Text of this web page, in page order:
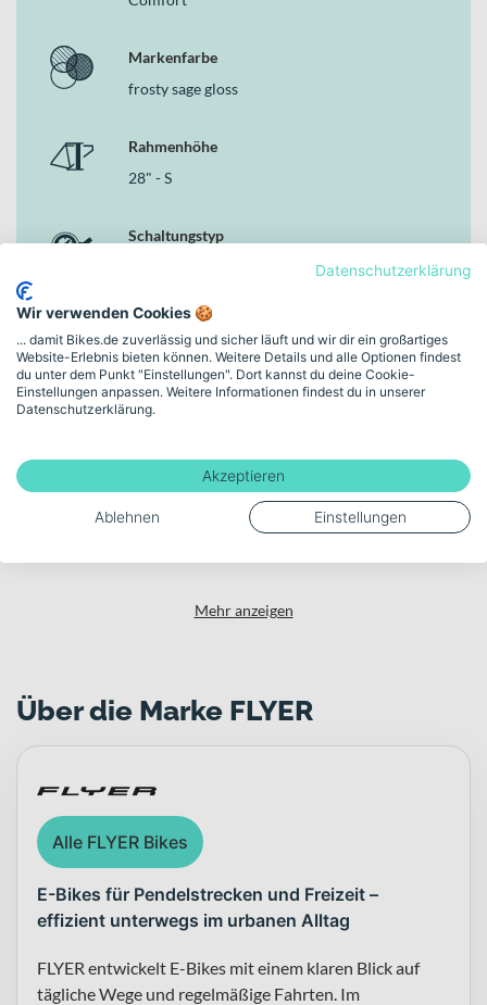
Markenfarbe
frosty sage gloss
Rahmenhöhe
28" - S
Schaltungstyp
Bremsen
Hydraulische Scheibenbremse
Motor
Akku-Kapazität (Wh)
Mehr anzeigen
Über die Marke FLYER
Alle FLYER Bikes
E-Bikes für Pendelstrecken und Freizeit –
effizient unterwegs im urbanen Alltag
FLYER entwickelt E-Bikes mit einem klaren Blick auf
tägliche Wege und regelmäßige Fahrten. Im
Datenschutzerklärung
Wir verwenden Cookies 🍪
... damit Bikes.de zuverlässig und sicher läuft und wir dir ein großartiges
Website-Erlebnis bieten können. Weitere Details und alle Optionen findest
du unter dem Punkt "Einstellungen". Dort kannst du deine Cookie-
Einstellungen anpassen. Weitere Informationen findest du in unserer
Datenschutzerklärung.
Akzeptieren
Ablehnen Einstellungen